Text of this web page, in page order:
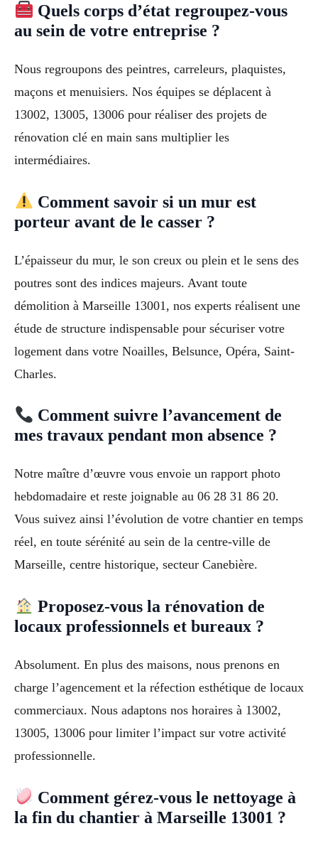
Quels corps d’état regroupez-vous
au sein de votre entreprise ?
Nous regroupons des peintres, carreleurs, plaquistes,
maçons et menuisiers. Nos équipes se déplacent à
13002, 13005, 13006 pour réaliser des projets de
rénovation clé en main sans multiplier les
intermédiaires.
Comment savoir si un mur est
porteur avant de le casser ?
L’épaisseur du mur, le son creux ou plein et le sens des
poutres sont des indices majeurs. Avant toute
démolition à Marseille 13001, nos experts réalisent une
étude de structure indispensable pour sécuriser votre
logement dans votre Noailles, Belsunce, Opéra, Saint-
Charles.
Comment suivre l’avancement de
mes travaux pendant mon absence ?
Notre maître d’œuvre vous envoie un rapport photo
hebdomadaire et reste joignable au 06 28 31 86 20.
Vous suivez ainsi l’évolution de votre chantier en temps
réel, en toute sérénité au sein de la centre-ville de
Marseille, centre historique, secteur Canebière.
Proposez-vous la rénovation de
locaux professionnels et bureaux ?
Absolument. En plus des maisons, nous prenons en
charge l’agencement et la réfection esthétique de locaux
commerciaux. Nous adaptons nos horaires à 13002,
13005, 13006 pour limiter l’impact sur votre activité
professionnelle.
Comment gérez-vous le nettoyage à
la fin du chantier à Marseille 13001 ?